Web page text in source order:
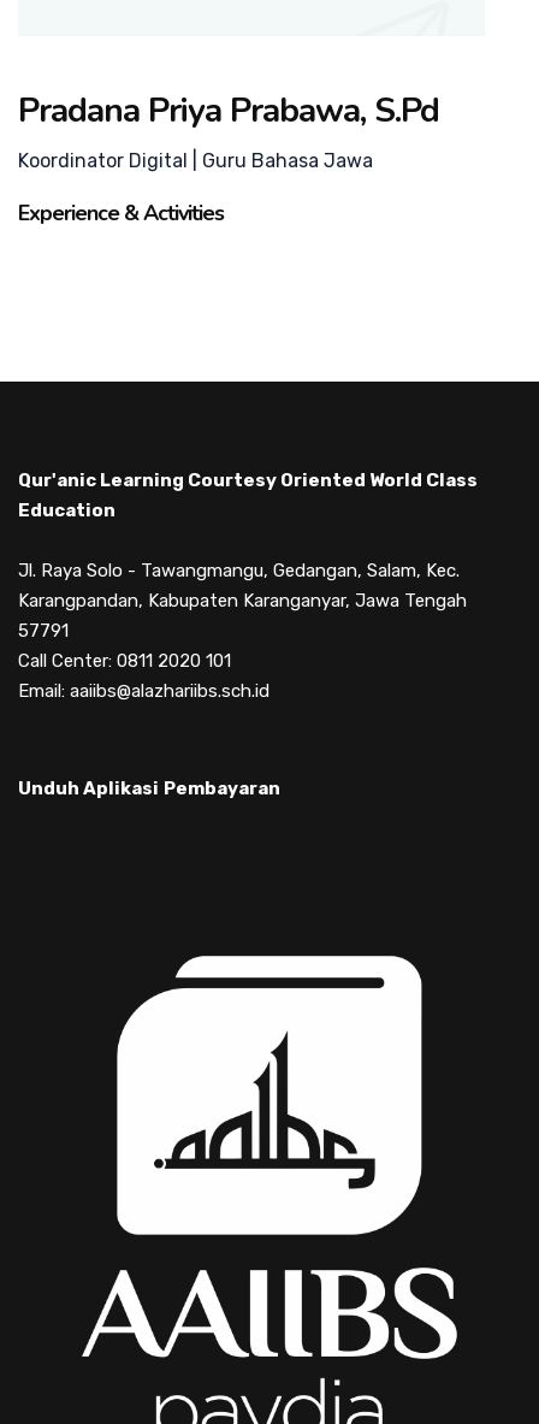
Pradana Priya Prabawa, S.Pd
Koordinator Digital | Guru Bahasa Jawa
Experience & Activities
Qur'anic Learning Courtesy Oriented World Class
Education
Jl. Raya Solo - Tawangmangu, Gedangan, Salam, Kec.
Karangpandan, Kabupaten Karanganyar, Jawa Tengah
57791
Call Center: 0811 2020 101
Email: aaiibs@alazhariibs.sch.id
Unduh Aplikasi Pembayaran